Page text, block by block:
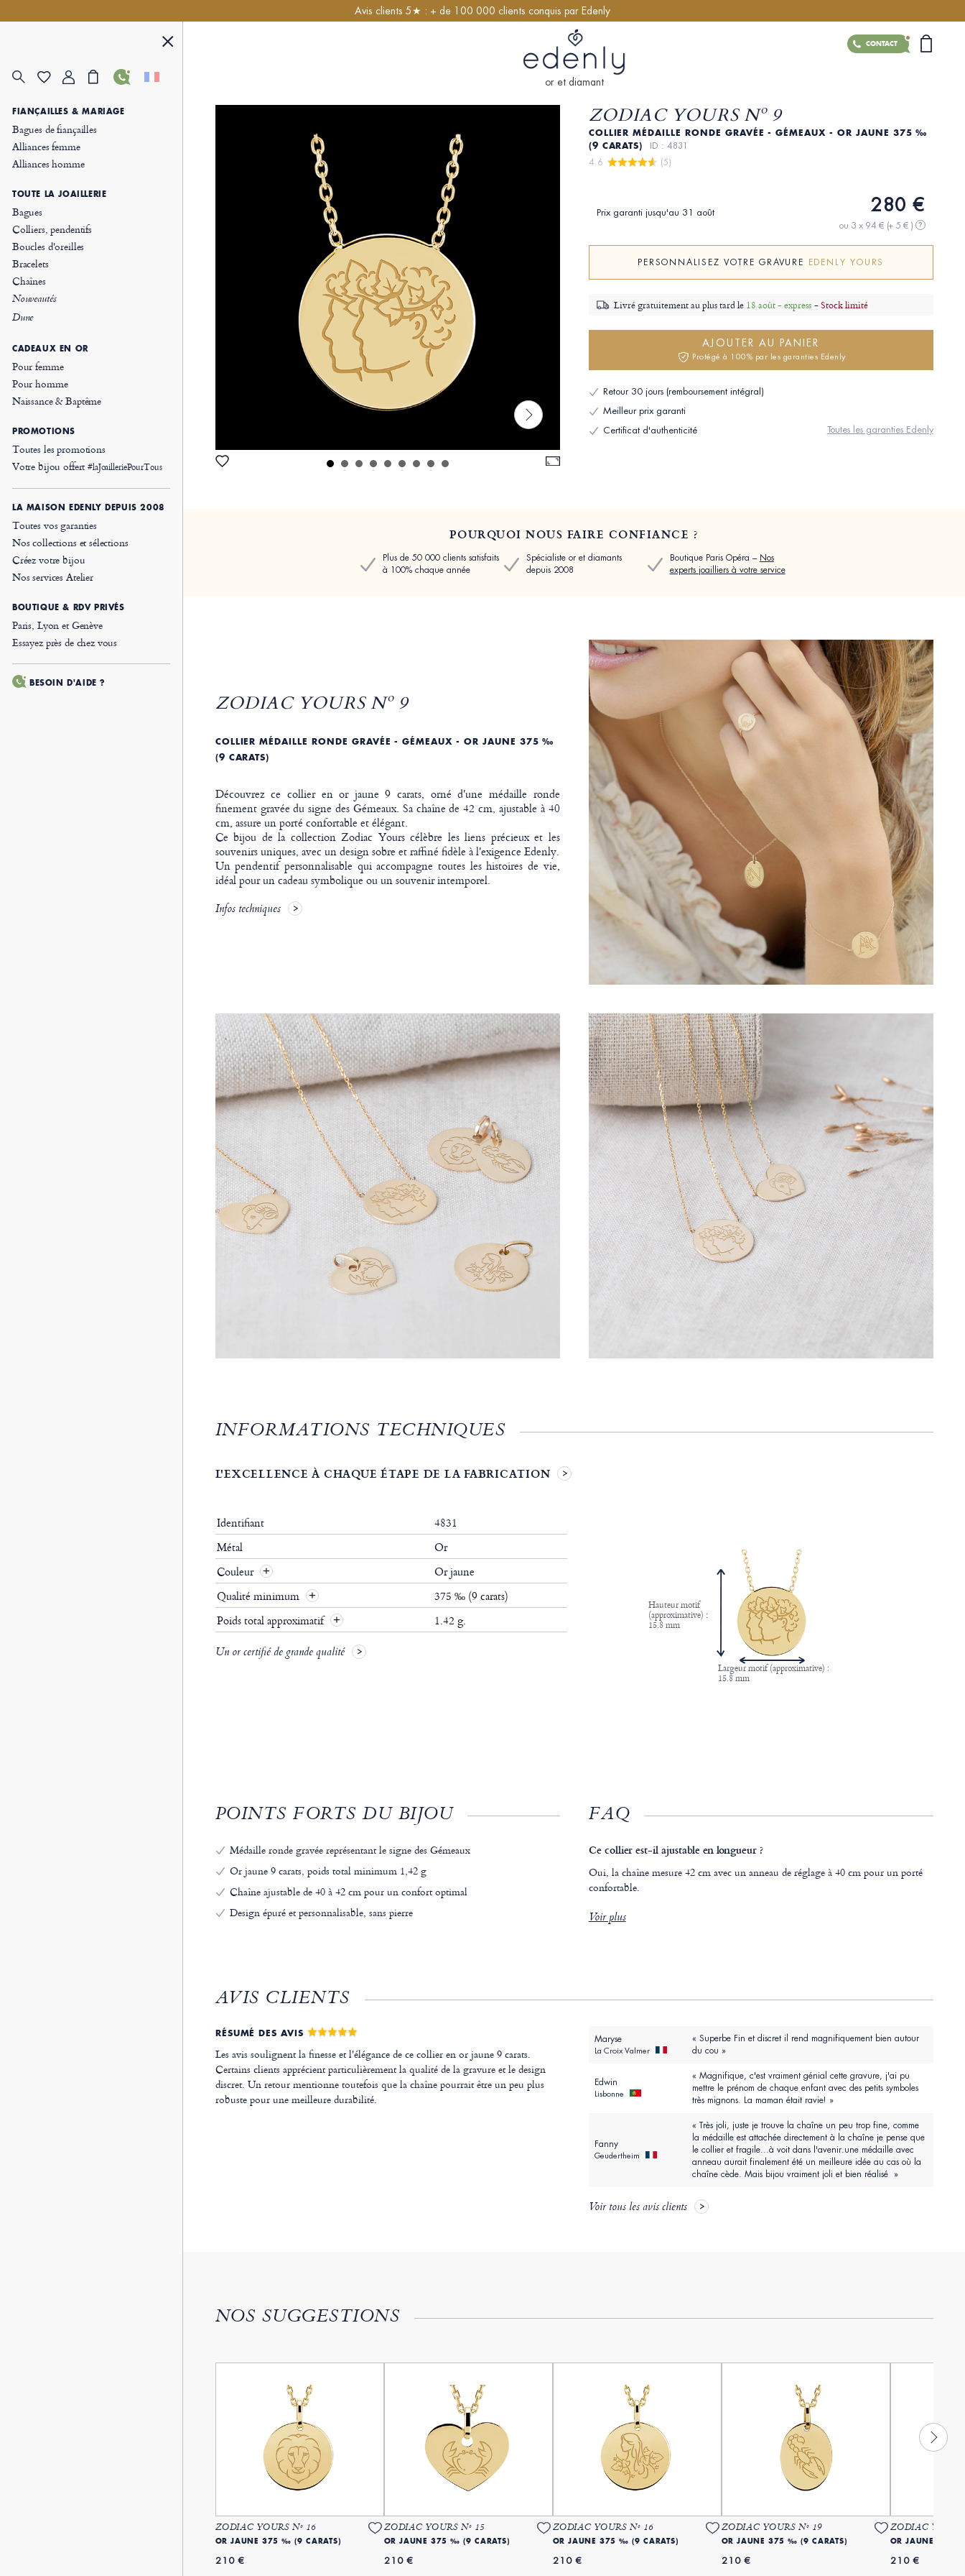
FIANÇAILLES & MARIAGE
Bagues de fiançailles
Alliances femme
Alliances homme
TOUTE LA JOAILLERIE
Bagues
Colliers, pendentifs
Boucles d'oreilles
Bracelets
Chaînes
Nouveautés
Dune
CADEAUX EN OR
Pour femme
Pour homme
Naissance & Baptême
PROMOTIONS
Toutes les promotions
Votre bijou offert#laJoailleriePourTous
LA MAISON EDENLY DEPUIS 2008
Toutes vos garanties
Nos collections et sélections
Créez votre bijou
Nos services Atelier
BOUTIQUE & RDV PRIVÉS
Paris, Lyon et Genève
Essayez près de chez vous
BESOIN D'AIDE ?
Avis clients 5★ : + de 100 000 clients conquis par Edenly
CONTACT
or et diamant
ZODIAC YOURS Nº 9
COLLIER MÉDAILLE RONDE GRAVÉE - GÉMEAUX - OR JAUNE 375 ‰
(9 CARATS) ID : 4831
4.6
(5)
Prix garanti jusqu'au 31 août 280 €
ou 3 x 94 € (+ 5 € ) ?
PERSONNALISEZ VOTRE GRAVURE EDENLY YOURS
Livré gratuitement au plus tard le 18 août - express -Stock limité
AJOUTER AU PANIER
Protégé à 100% par les garanties Edenly
Retour 30 jours (remboursement intégral)
Meilleur prix garanti
Certificat d'authenticité
Toutes les garanties Edenly
POURQUOI NOUS FAIRE CONFIANCE ?
Plus de 50 000 clients satisfaits
à 100% chaque année
Spécialiste or et diamants
depuis 2008
Boutique Paris Opéra – Nos
experts joailliers à votre service
ZODIAC YOURS Nº 9
COLLIER MÉDAILLE RONDE GRAVÉE - GÉMEAUX - OR JAUNE 375 ‰
(9 CARATS)
Découvrez ce collier en or jaune 9 carats, orné d'une médaille ronde
finement gravée du signe des Gémeaux. Sa chaîne de 42 cm, ajustable à 40
cm, assure un porté confortable et élégant.
Ce bijou de la collection Zodiac Yours célèbre les liens précieux et les
souvenirs uniques, avec un design sobre et raffiné fidèle à l'exigence Edenly.
Un pendentif personnalisable qui accompagne toutes les histoires de vie,
idéal pour un cadeau symbolique ou un souvenir intemporel.
Infos techniques
INFORMATIONS TECHNIQUES
L'EXCELLENCE À CHAQUE ÉTAPE DE LA FABRICATION
Identifiant
4831
Métal
Or
Couleur
Or jaune
Qualité minimum
375 ‰ (9 carats)
Poids total approximatif
1.42 g.
Un or certifié de grande qualité
Hauteur motif
(approximative) :
15.8 mm
Largeur motif (approximative) :
15.8 mm
POINTS FORTS DU BIJOU
Médaille ronde gravée représentant le signe des Gémeaux
Or jaune 9 carats, poids total minimum 1,42 g
Chaîne ajustable de 40 à 42 cm pour un confort optimal
Design épuré et personnalisable, sans pierre
FAQ
Ce collier est-il ajustable en longueur ?
Oui, la chaîne mesure 42 cm avec un anneau de réglage à 40 cm pour un porté
confortable.
Voir plus
AVIS CLIENTS
RÉSUMÉ DES AVIS
Les avis soulignent la finesse et l'élégance de ce collier en or jaune 9 carats.
Certains clients apprécient particulièrement la qualité de la gravure et le design
discret. Un retour mentionne toutefois que la chaîne pourrait être un peu plus
robuste pour une meilleure durabilité.
Maryse
La Croix Valmer
« Superbe Fin et discret il rend magnifiquement bien autour
du cou »
Edwin
Lisbonne
« Magnifique, c'est vraiment génial cette gravure, j'ai pu
mettre le prénom de chaque enfant avec des petits symboles
très mignons. La maman était ravie! »
Fanny
Geudertheim
« Très joli, juste je trouve la chaîne un peu trop fine, comme
la médaille est attachée directement à la chaîne je pense que
le collier et fragile...à voit dans l'avenir.une médaille avec
anneau aurait finalement été un meilleure idée au cas où la
chaîne cède. Mais bijou vraiment joli et bien réalisé »
Voir tous les avis clients
NOS SUGGESTIONS
ZODIAC YOURS Nº 16
OR JAUNE 375 ‰ (9 CARATS)
210 €
ZODIAC YOURS Nº 15
OR JAUNE 375 ‰ (9 CARATS)
210 €
ZODIAC YOURS Nº 16
OR JAUNE 375 ‰ (9 CARATS)
210 €
ZODIAC YOURS Nº 19
OR JAUNE 375 ‰ (9 CARATS)
210 €
ZODIAC
OR JAUNE 375
210 €